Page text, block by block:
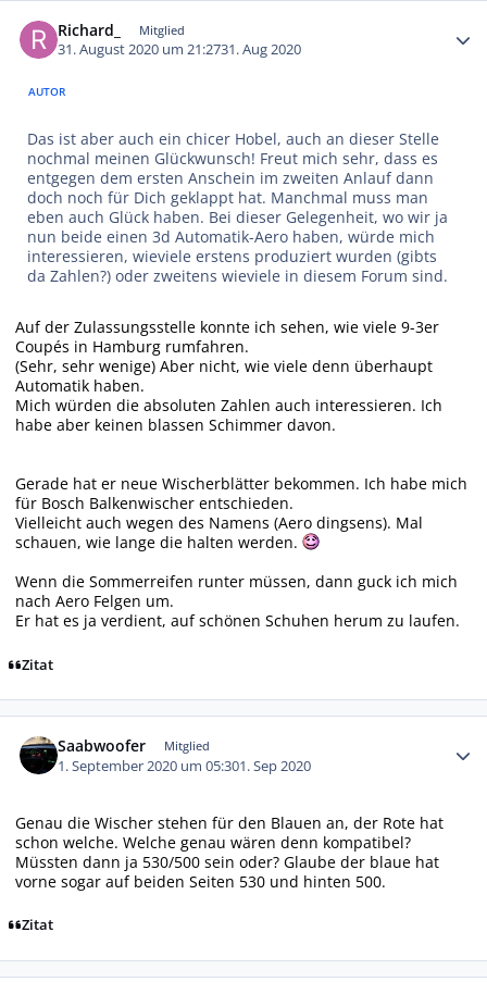
Richard_ Mitglied
31. August 2020 um 21:2731. Aug 2020
AUTOR
Das ist aber auch ein chicer Hobel, auch an dieser Stelle
nochmal meinen Glückwunsch! Freut mich sehr, dass es
entgegen dem ersten Anschein im zweiten Anlauf dann
doch noch für Dich geklappt hat. Manchmal muss man
eben auch Glück haben. Bei dieser Gelegenheit, wo wir ja
nun beide einen 3d Automatik-Aero haben, würde mich
interessieren, wieviele erstens produziert wurden (gibts
da Zahlen?) oder zweitens wieviele in diesem Forum sind.
Auf der Zulassungsstelle konnte ich sehen, wie viele 9-3er
Coupés in Hamburg rumfahren.
(Sehr, sehr wenige) Aber nicht, wie viele denn überhaupt
Automatik haben.
Mich würden die absoluten Zahlen auch interessieren. Ich
habe aber keinen blassen Schimmer davon.
Gerade hat er neue Wischerblätter bekommen. Ich habe mich
für Bosch Balkenwischer entschieden.
Vielleicht auch wegen des Namens (Aero dingsens). Mal
schauen, wie lange die halten werden.
Wenn die Sommerreifen runter müssen, dann guck ich mich
nach Aero Felgen um.
Er hat es ja verdient, auf schönen Schuhen herum zu laufen.
Zitat
Saabwoofer Mitglied
1. September 2020 um 05:301. Sep 2020
Genau die Wischer stehen für den Blauen an, der Rote hat
schon welche. Welche genau wären denn kompatibel?
Müssten dann ja 530/500 sein oder? Glaube der blaue hat
vorne sogar auf beiden Seiten 530 und hinten 500.
Zitat